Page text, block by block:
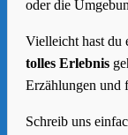
oder die
Vielleicht hast du
tolles Erlebnis
Erzählungen und
Schreib uns